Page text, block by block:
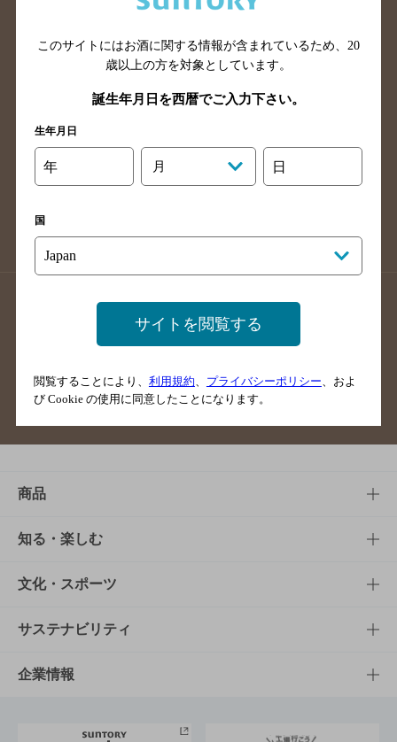
山口県のバー検索
鳥取県のバー検索
島根県のバー検索
徳島県のバー検索
香川県のバー検索
愛媛県のバー検索
高知県のバー検索
長崎県のバー検索
佐賀県のバー検索
大分県のバー検索
熊本県のバー検索
沖縄県のバー検索
店舗登録方法のご案内
店舗情報更新方法のご案内
掲載店舗様ログイン
ご意見・ご感想
商品
商品TOP
商品一覧
商品発売情報
栄養成分一覧
知る・楽しむ
知る・楽しむTOP
キャンペーン
工場見学
文化・スポーツ
文化・スポーツTOP
サントリーホール
サステナビリティ
サステナビリティTOP
企業情報
このサイトにはお酒に関する情報が含まれているため、 20
歳以上の方を対象としています。
誕生年月日を西暦でご入力下さい。
生年月日
年 月 日
国
サイトを閲覧する
閲覧することにより、 利用規約 プライバシーポリシー 、およ
び Cookie の使用に同意したことになります。